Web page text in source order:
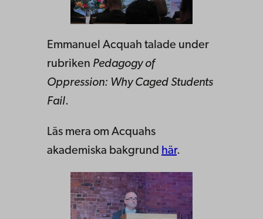
Emmanuel Acquah talade under
rubriken Pedagogy of
Oppression: Why Caged Students
Fail.
Läs mera om Acquahs
akademiska bakgrund här.